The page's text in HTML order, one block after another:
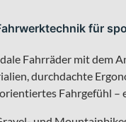
für
Fahrräder mit dem
durchdachte
Fahrgefühl –